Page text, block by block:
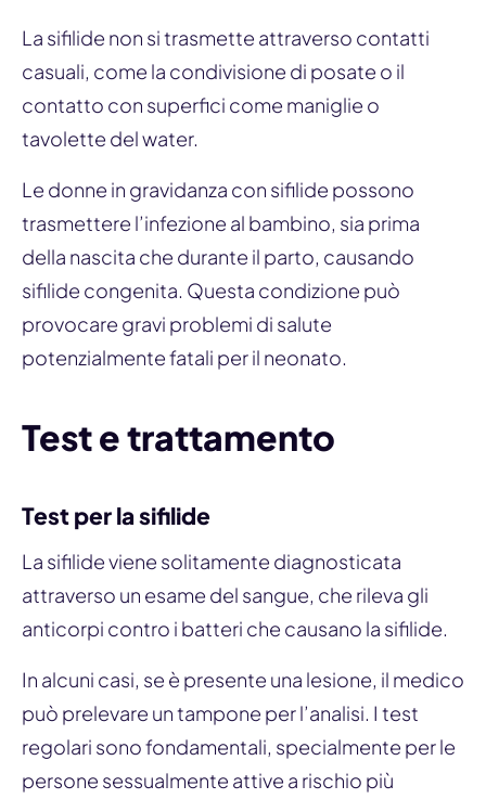
La sifilide non si trasmette attraverso contatti
casuali, come la condivisione di posate o il
contatto con superfici come maniglie o
tavolette del water.
Le donne in gravidanza con sifilide possono
trasmettere l’infezione al bambino, sia prima
della nascita che durante il parto, causando
sifilide congenita. Questa condizione può
provocare gravi problemi di salute
potenzialmente fatali per il neonato.
Test e trattamento
Test per la sifilide
La sifilide viene solitamente diagnosticata
attraverso un esame del sangue, che rileva gli
anticorpi contro i batteri che causano la sifilide.
In alcuni casi, se è presente una lesione, il medico
può prelevare un tampone per l’analisi. I test
regolari sono fondamentali, specialmente per le
persone sessualmente attive a rischio più